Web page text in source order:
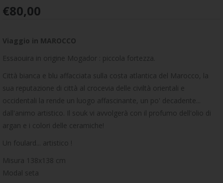
€80,00
Viaggio in MAROCCO
Essaouira in origine Mogador : piccola fortezza.
Città bianca e blu affacciata sulla costa atlantica del Marocco, la
sua reputazione di città al crocevia delle civiltà orientali e
occidentali la rende un luogo affascinante, un po' decadente...
dall'animo artistico. Il souk vi avvolgerà con il profumo dell'olio di
argan e i colori delle ceramiche!
Un foulard... artistico !
Misura 138x138 cm
Modal seta